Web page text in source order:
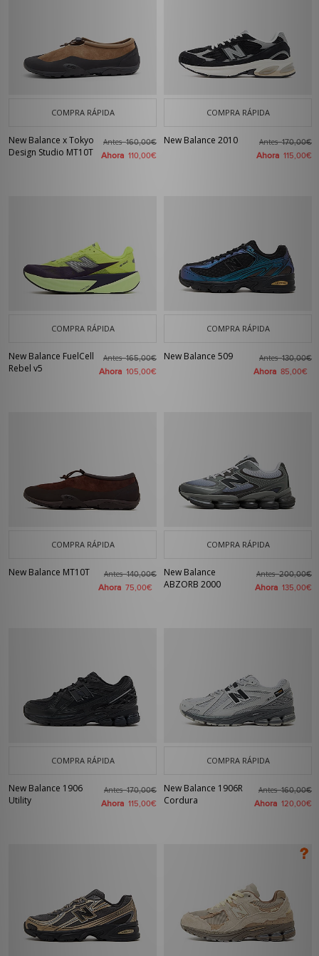
COMPRA RÁPIDA
New Balance x Tokyo
Design Studio MT10T
Antes160,00€
Ahora 110,00€
COMPRA RÁPIDA
New Balance 2010 Antes170,00€
Ahora 115,00€
COMPRA RÁPIDA
New Balance FuelCell
Rebel v5
Antes165,00€
Ahora 105,00€
COMPRA RÁPIDA
New Balance 509 Antes130,00€
Ahora 85,00€
COMPRA RÁPIDA
New Balance MT10T Antes140,00€
Ahora 75,00€
COMPRA RÁPIDA
New Balance
ABZORB 2000
Antes200,00€
Ahora 135,00€
COMPRA RÁPIDA
New Balance 1906
Utility
Antes170,00€
Ahora 115,00€
COMPRA RÁPIDA
New Balance 1906R
Cordura
Antes160,00€
Ahora 120,00€